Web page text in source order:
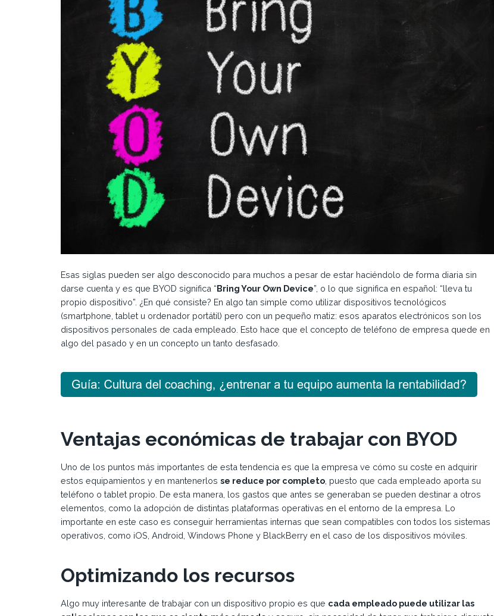
Esas siglas pueden ser algo desconocido para muchos a pesar de estar haciéndolo de forma diaria sin
darse cuenta y es que BYOD significa “Bring Your Own Device”, o lo que significa en español: “lleva tu
propio dispositivo”. ¿En qué consiste? En algo tan simple como utilizar dispositivos tecnológicos
(smartphone, tablet u ordenador portátil) pero con un pequeño matiz: esos aparatos electrónicos son los
dispositivos personales de cada empleado. Esto hace que el concepto de teléfono de empresa quede en
algo del pasado y en un concepto un tanto desfasado.
Ventajas económicas de trabajar con BYOD
Uno de los puntos más importantes de esta tendencia es que la empresa ve cómo su coste en adquirir
estos equipamientos y en mantenerlos se reduce por completo , puesto que cada empleado aporta su
teléfono o tablet propio. De esta manera, los gastos que antes se generaban se pueden destinar a otros
elementos, como la adopción de distintas plataformas operativas en el entorno de la empresa. Lo
importante en este caso es conseguir herramientas internas que sean compatibles con todos los sistemas
operativos, como iOS, Android, Windows Phone y BlackBerry en el caso de los dispositivos móviles.
Optimizando los recursos
Algo muy interesante de trabajar con un dispositivo propio es que cada empleado puede utilizar las